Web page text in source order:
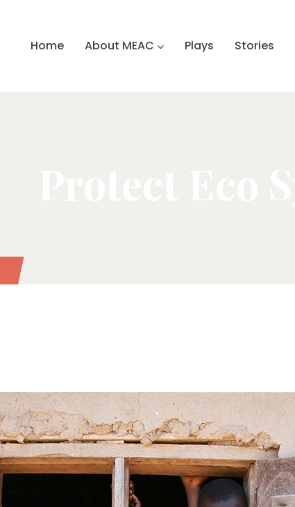
Home About MEAC Plays Stories